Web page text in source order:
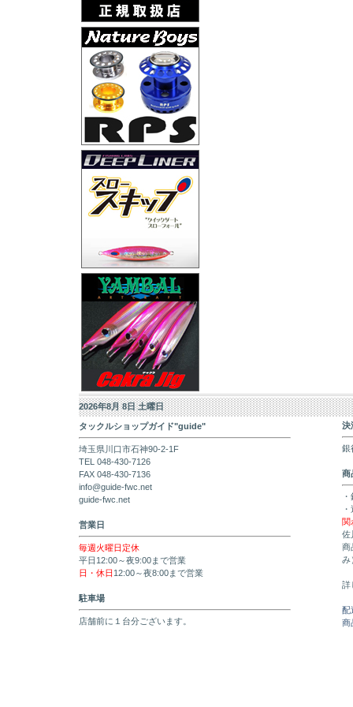
2026年8月 8日 土曜日
タックルショップガイド"guide"
埼玉県川口市石神90-2-1F
TEL 048-430-7126
FAX 048-430-7136
info@guide-fwc.net
guide-fwc.net
営業日
毎週火曜日定休
平日12:00～夜9:00まで営業
日・休日 12:00～夜8:00まで営業
駐車場
店舗前に１台分ございます。
決
銀
商
関
佐
商
み
詳
配
商